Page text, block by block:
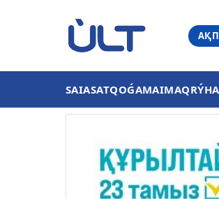
SAIASATQOǴAMAIMAQ